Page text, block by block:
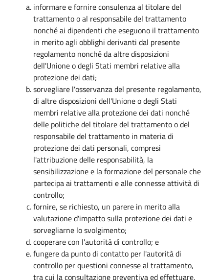
informare e fornire consulenza al titolare del
trattamento o al responsabile del trattamento
nonché ai dipendenti che eseguono il trattamento
in merito agli obblighi derivanti dal presente
regolamento nonché da altre disposizioni
dell'Unione o degli Stati membri relative alla
protezione dei dati;
sorvegliare l'osservanza del presente regolamento,
di altre disposizioni dell'Unione o degli Stati
membri relative alla protezione dei dati nonché
delle politiche del titolare del trattamento o del
responsabile del trattamento in materia di
protezione dei dati personali, compresi
l'attribuzione delle responsabilità, la
sensibilizzazione e la formazione del personale che
partecipa ai trattamenti e alle connesse attività di
controllo;
fornire, se richiesto, un parere in merito alla
valutazione d'impatto sulla protezione dei dati e
sorvegliarne lo svolgimento;
cooperare con l'autorità di controllo; e
fungere da punto di contatto per l'autorità di
controllo per questioni connesse al trattamento,
tra cui la consultazione preventiva ed effettuare,